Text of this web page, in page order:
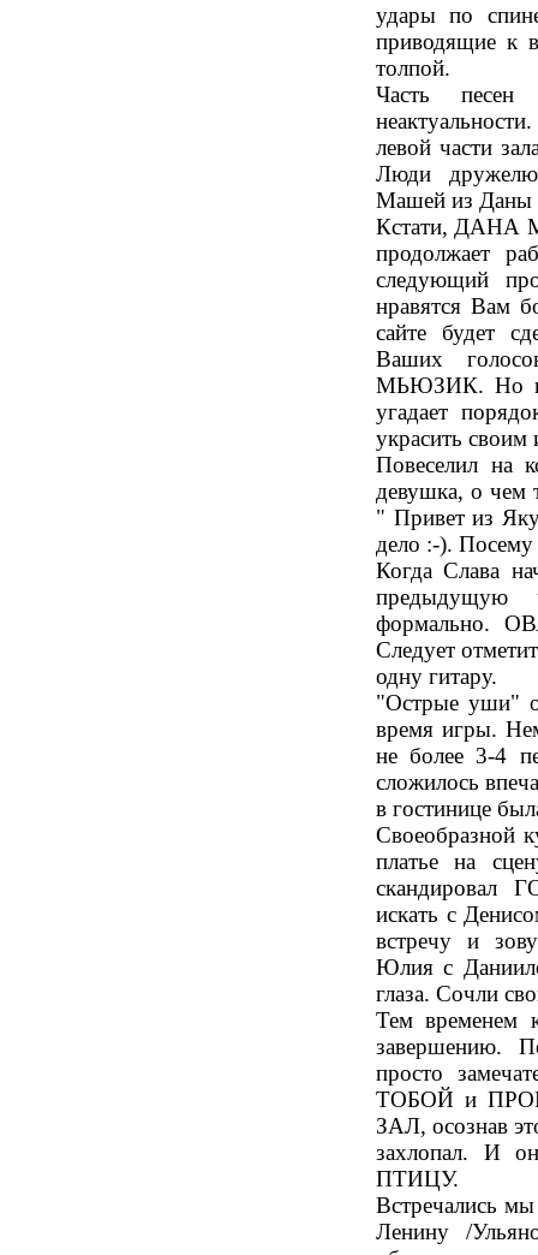
удары по
приводящие к
толпой.
Часть
левой части
Люди
Машей из
Кстати, ДАНА
продолжает
следующий
нравятся Вам
сайте будет
Ваших
МЬЮЗИК. Но и
угадает
украсить
Повеселил на
девушка, о чем
" Привет из
дело :-).
Когда Слава
предыдущую
формально.
Следует
одну гитару.
"Острые уши"
время игры.
не более 3-4
сложилось
в гостинице
Своеобразной
платье на
скандировал
искать с
встречу и
Юлия с
глаза. Сочли
Тем временем
завершению.
просто
ТОБОЙ и
ЗАЛ, осознав
захлопал. И
ПТИЦУ.
Встречались
Ленину /